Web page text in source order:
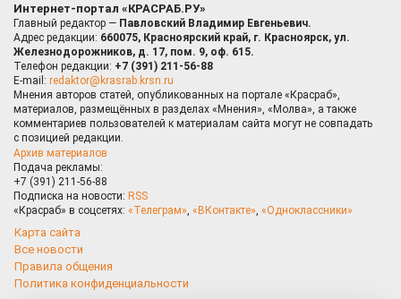
Интернет-портал «КРАСРАБ.РУ»
Главный редактор — Павловский Владимир Евгеньевич.
Адрес редакции: 660075, Красноярский край, г. Красноярск, ул.
Железнодорожников, д. 17, пом. 9, оф. 615.
Телефон редакции: +7 (391) 211-56-88
E-mail: redaktor@krasrab.krsn.ru
Мнения авторов статей, опубликованных на портале «Красраб»,
материалов, размещённых в разделах «Мнения», «Молва», а также
комментариев пользователей к материалам сайта могут не совпадать
с позицией редакции.
Архив материалов
Подача рекламы:
+7 (391) 211-56-88
Подписка на новости: RSS
«Красраб» в соцсетях: «Телеграм», «ВКонтакте», «Одноклассники»
Карта сайта
Все новости
Правила общения
Политика конфиденциальности